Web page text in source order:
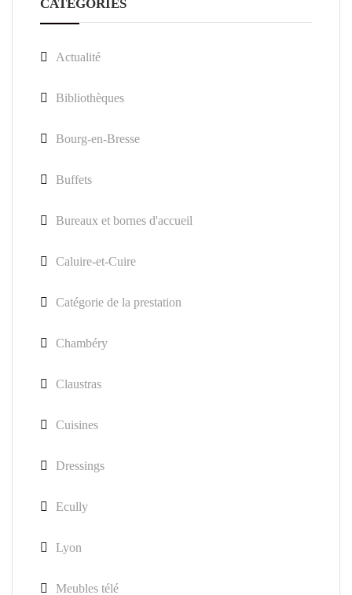
CATEGORIES
Actualité
Bibliothèques
Bourg-en-Bresse
Buffets
Bureaux et bornes d'accueil
Caluire-et-Cuire
Catégorie de la prestation
Chambéry
Claustras
Cuisines
Dressings
Ecully
Lyon
Meubles télé